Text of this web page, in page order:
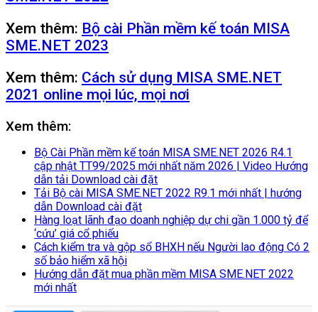
Xem thêm: Bộ cài Phần mềm kế toán MISA
SME.NET 2023
Xem thêm: Cách sử dụng MISA SME.NET
2021 online mọi lúc, mọi nơi
Xem thêm:
Bộ Cài Phần mềm kế toán MISA SME.NET 2026 R4.1
cập nhật TT99/2025 mới nhất năm 2026 | Video Hướng
dẫn tải Download cài đặt
Tải Bộ cài MISA SME.NET 2022 R9.1 mới nhất | hướng
dẫn Download cài đặt
Hàng loạt lãnh đạo doanh nghiệp dự chi gần 1.000 tỷ để
‘cứu’ giá cổ phiếu
Cách kiểm tra và gộp sổ BHXH nếu Người lao động Có 2
số bảo hiểm xã hội
Hướng dẫn đặt mua phần mềm MISA SME.NET 2022
mới nhất